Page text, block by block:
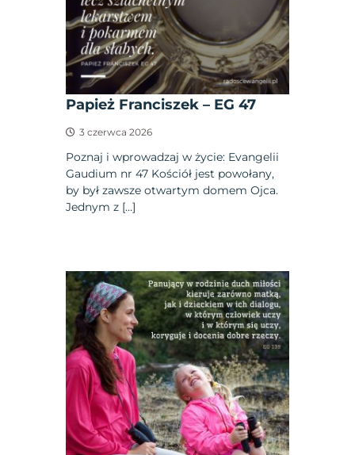
Papież Franciszek – EG 47
3 czerwca 2026
Poznaj i wprowadzaj w życie: Evangelii
Gaudium nr 47 Kościół jest powołany,
by był zawsze otwartym domem Ojca.
Jednym z […]